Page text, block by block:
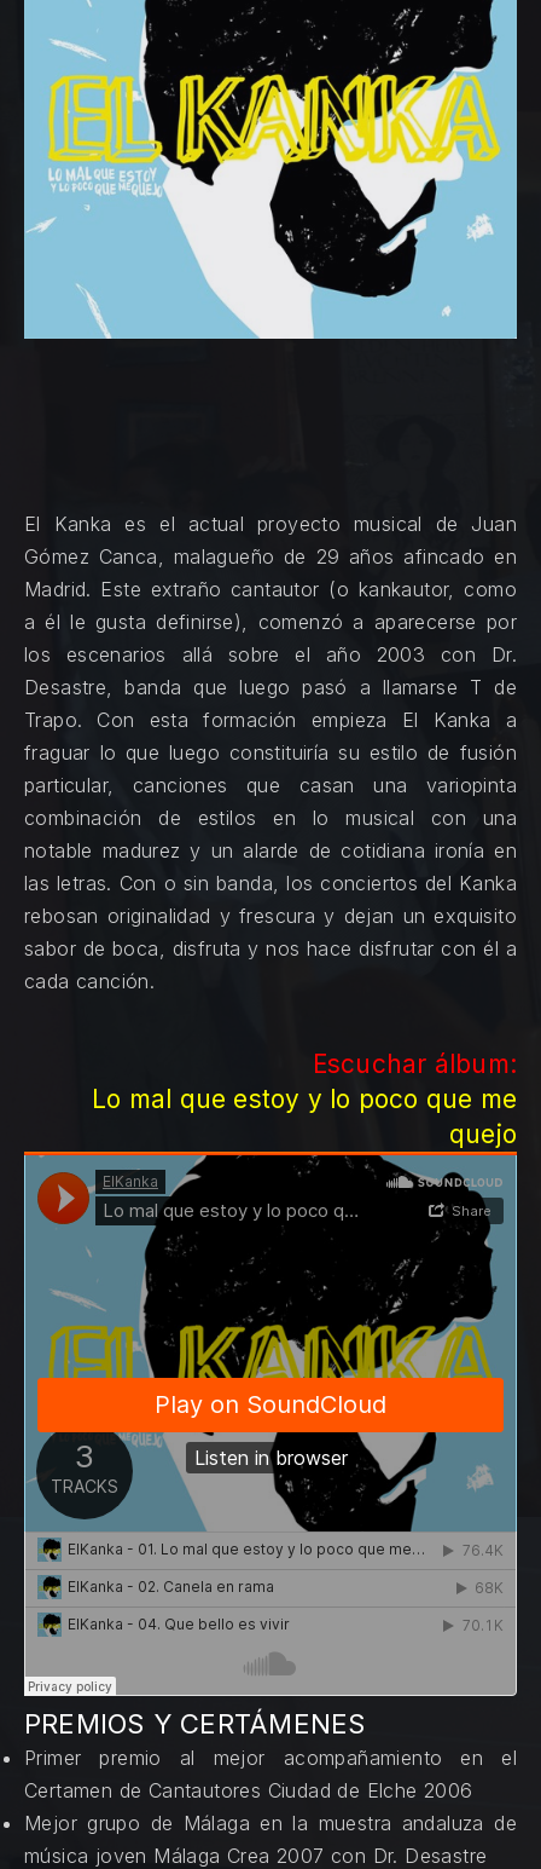
El Kanka es el actual proyecto musical de Juan
Gómez Canca, malagueño de 29 años afincado en
Madrid. Este extraño cantautor (o kankautor, como
a él le gusta definirse), comenzó a aparecerse por
los escenarios allá sobre el año 2003 con Dr.
Desastre, banda que luego pasó a llamarse T de
Trapo. Con esta formación empieza El Kanka a
fraguar lo que luego constituiría su estilo de fusión
particular, canciones que casan una variopinta
combinación de estilos en lo musical con una
notable madurez y un alarde de cotidiana ironía en
las letras. Con o sin banda, los conciertos del Kanka
rebosan originalidad y frescura y dejan un exquisito
sabor de boca, disfruta y nos hace disfrutar con él a
cada canción.
Escuchar álbum:
Lo mal que estoy y lo poco que me
quejo
PREMIOS Y CERTÁMENES
Primer premio al mejor acompañamiento en el
Certamen de Cantautores Ciudad de Elche 2006
Mejor grupo de Málaga en la muestra andaluza de
música joven Málaga Crea 2007 con Dr. Desastre